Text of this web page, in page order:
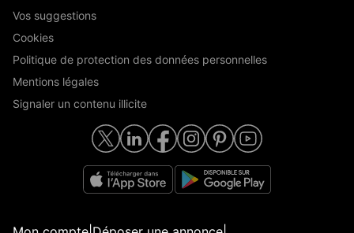
Vos suggestions
Cookies
Politique de protection des données personnelles
Mentions légales
Signaler un contenu illicite